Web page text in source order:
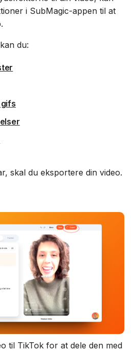
i SubMagic-appen til at
du:
skal du eksportere din video.
til TikTok for at dele den med